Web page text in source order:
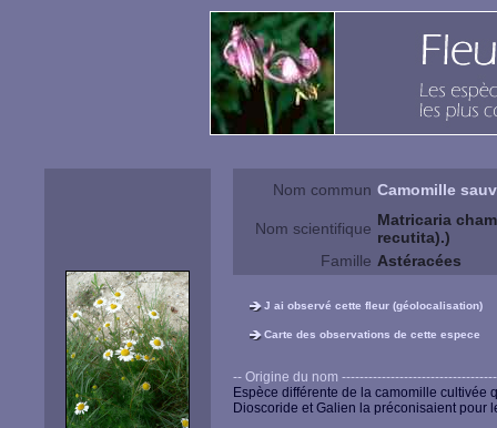
Nom commun Camomille
Nom scientifique Matricaria
recutita).)
Famille Astéracées
J ai observé cette fleur (géolocalisation)
Carte des observations de cette espece
-- Origine du nom
Espèce différente de la camomille cultivée
Dioscoride et Galien la préconisaient pour